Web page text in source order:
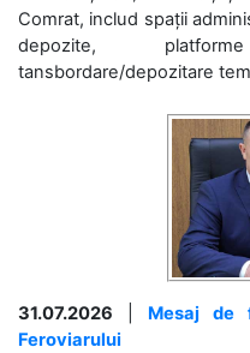
Comrat, includ spații
depozite,
tansbordare/depozitare
31.07.2026
Mesaj de
Feroviarului